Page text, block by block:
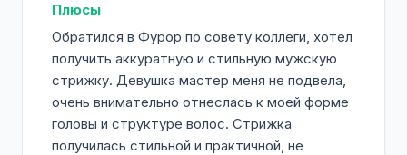
Плюсы
Обратился в Фурор по совету коллеги, хотел
получить аккуратную и стильную мужскую
стрижку. Девушка мастер меня не подвела,
очень внимательно отнеслась к моей форме
головы и структуре волос. Стрижка
получилась стильной и практичной, не